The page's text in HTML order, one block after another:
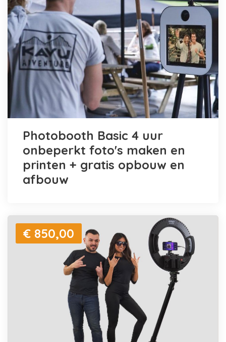
Photobooth Basic 4 uur
onbeperkt foto's maken en
printen + gratis opbouw en
afbouw
€ 850,00